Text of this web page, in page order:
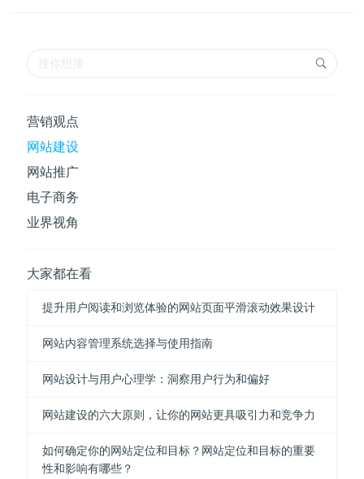
营销观点
网站建设
网站推广
电子商务
业界视角
大家都在看
提升用户阅读和浏览体验的网站页面平滑滚动效果设计
网站内容管理系统选择与使用指南
网站设计与用户心理学：洞察用户行为和偏好
网站建设的六大原则，让你的网站更具吸引力和竞争力
如何确定你的网站定位和目标？网站定位和目标的重要
性和影响有哪些？